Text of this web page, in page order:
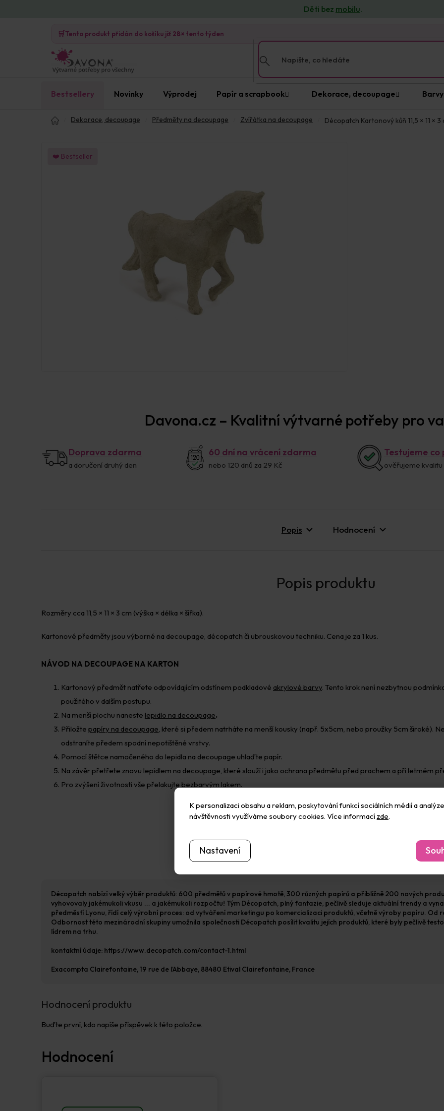
K personalizaci obsahu a reklam, poskytování funkcí sociálních médií a
návštěvnosti využíváme soubory cookies. Více informací zde.
Nastavení
Děti bez mobilu.
🛒Tento produkt přidán do košíku již 28× tento týden
Bestsellery Novinky Výprodej Papír a scrapbook Dekorace, decoupage
Dekorace, decoupage Předměty na decoupage Zvířátka na decoupage Décopatch Kartonový kůň 11,5 × 11 × 3
❤️ Bestseller
Davona.cz – Kvalitní výtvarné potřeby pro
Doprava zdarma
a doručení druhý den
60 dní na vrácení zdarma
nebo 120 dnů za 29 Kč
Testujeme
ověřujeme
Popis Hodnocení
Rozměry cca 11,5 × 11 × 3 cm (výška × délka × šířka).
Kartonové předměty jsou výborné na decoupage, décopatch či ubrouskovou techniku. Cena je za 1 kus.
NÁVOD NA DECOUPAGE NA KARTON
Kartonový předmět natřete odpovídajícím odstínem podkladové akrylové barvy. Tento krok není nezbytnou
použitého v dalším postupu.
Na menší plochu naneste lepidlo na decoupage.
Přiložte papíry na decoupage , které si předem natrháte na menší kousky (např. 5x5cm, nebo proužky 5cm široké).
odstraníte předem spodní nepotištěné vrstvy.
Pomocí štětce namočeného do lepidla na decoupage uhlaďte papír.
Na závěr přetřete znovu lepidlem na decoupage, které slouží i jako ochrana předmětu před prachem a při letmém
Pro zvýšení životnosti vše přelakujte bezbarvým lakem.
Hodnocení produktu
Buďte první, kdo napíše příspěvek k této položce.
Décopatch nabízí velký výběr produktů: 600 předmětů v papírové hmotě, 300 různých papírů a přibližně 200 nových
vyhovovaly jakémukoli vkusu ... a jakémukoli rozpočtu! Tým Décopatch, plný fantazie, pečlivě sleduje aktuální trendy a
předměstí Lyonu, řídí celý výrobní proces: od vytváření marketingu po komercializaci produktů, včetně výroby papíru.
Odbornost této mezinárodní skupiny umožnila společnosti Décopatch posílit kvalitu jejích produktů, které byly pečlivě
lídrem na trhu.
kontaktní údaje: https://www.decopatch.com/contact-1.html
Exacompta Clairefontaine, 19 rue de l’Abbaye, 88480 Etival Clairefontaine, France